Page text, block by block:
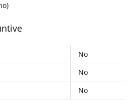
No
No
No